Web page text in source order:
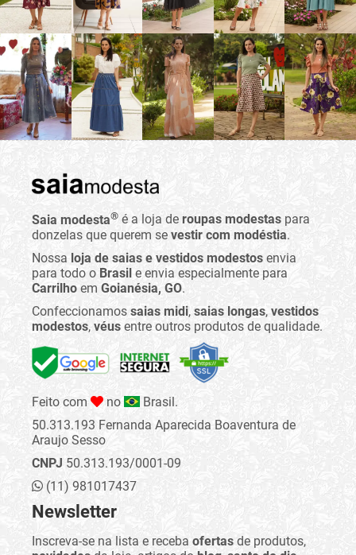
Saia modesta® é a loja de roupas modestas para
donzelas que querem se vestir com modéstia.
Nossa loja de saias e vestidos modestos envia
para todo o Brasil e envia especialmente para
Carrilho em Goianésia, GO.
Confeccionamos saias midi, saias longas, vestidos
modestos, véus entre outros produtos de qualidade.
Feito com no
Brasil.
50.313.193 Fernanda Aparecida Boaventura de
Araujo Sesso
CNPJ 50.313.193/0001-09
(11) 981017437
Newsletter
Inscreva-se na lista e receba ofertas de produtos,